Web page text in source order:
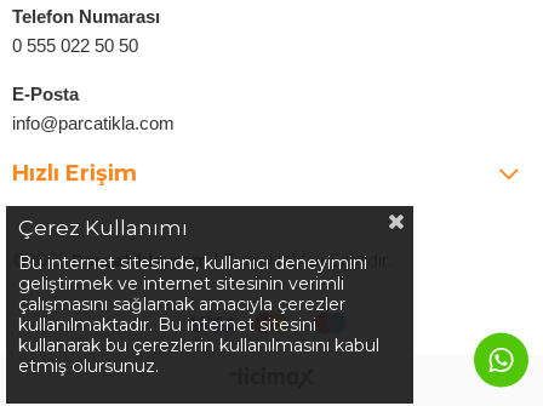
Telefon Numarası
0 555 022 50 50
E-Posta
info@parcatikla.com
Hızlı Erişim
©2025Parcatikla.com| Tüm Hakları Saklıdır.
Çerez Kullanımı
Bu internet sitesinde, kullanıcı deneyimini
geliştirmek ve internet sitesinin verimli
çalışmasını sağlamak amacıyla çerezler
kullanılmaktadır. Bu internet sitesini
kullanarak bu çerezlerin kullanılmasını kabul
etmiş olursunuz.